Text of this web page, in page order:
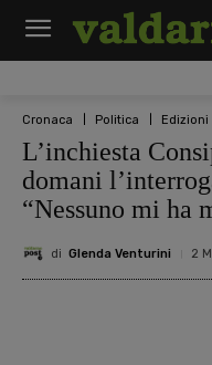
Cronaca Politica Edizioni
L’inchiesta
domani
“Nessuno mi ha
di Glenda Venturini 2